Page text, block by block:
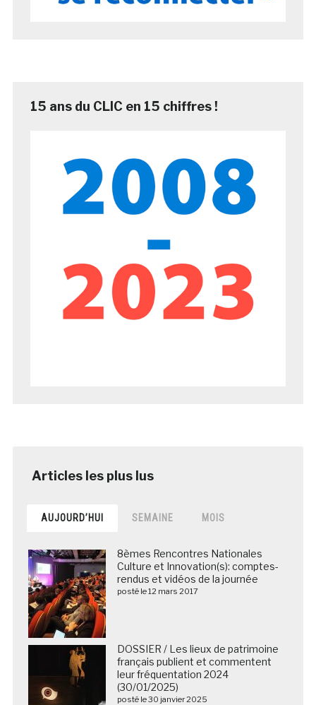
15 ans du CLIC en 15 chiffres !
AUJOURD’HUI SEMAINE MOIS
8èmes Rencontres Nationales
Culture et Innovation(s): comptes-
rendus et vidéos de la journée
posté le 12 mars 2017
DOSSIER / Les lieux de patrimoine
français publient et commentent
leur fréquentation 2024
(30/01/2025)
posté le 30 janvier 2025